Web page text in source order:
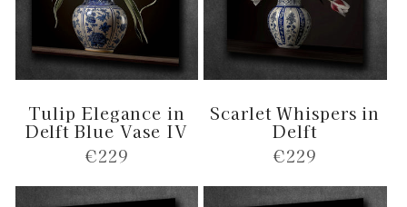
Tulip Elegance in
Delft Blue Vase IV
Normale
€229
Scarlet Whispers in
Delft
Normale
€229